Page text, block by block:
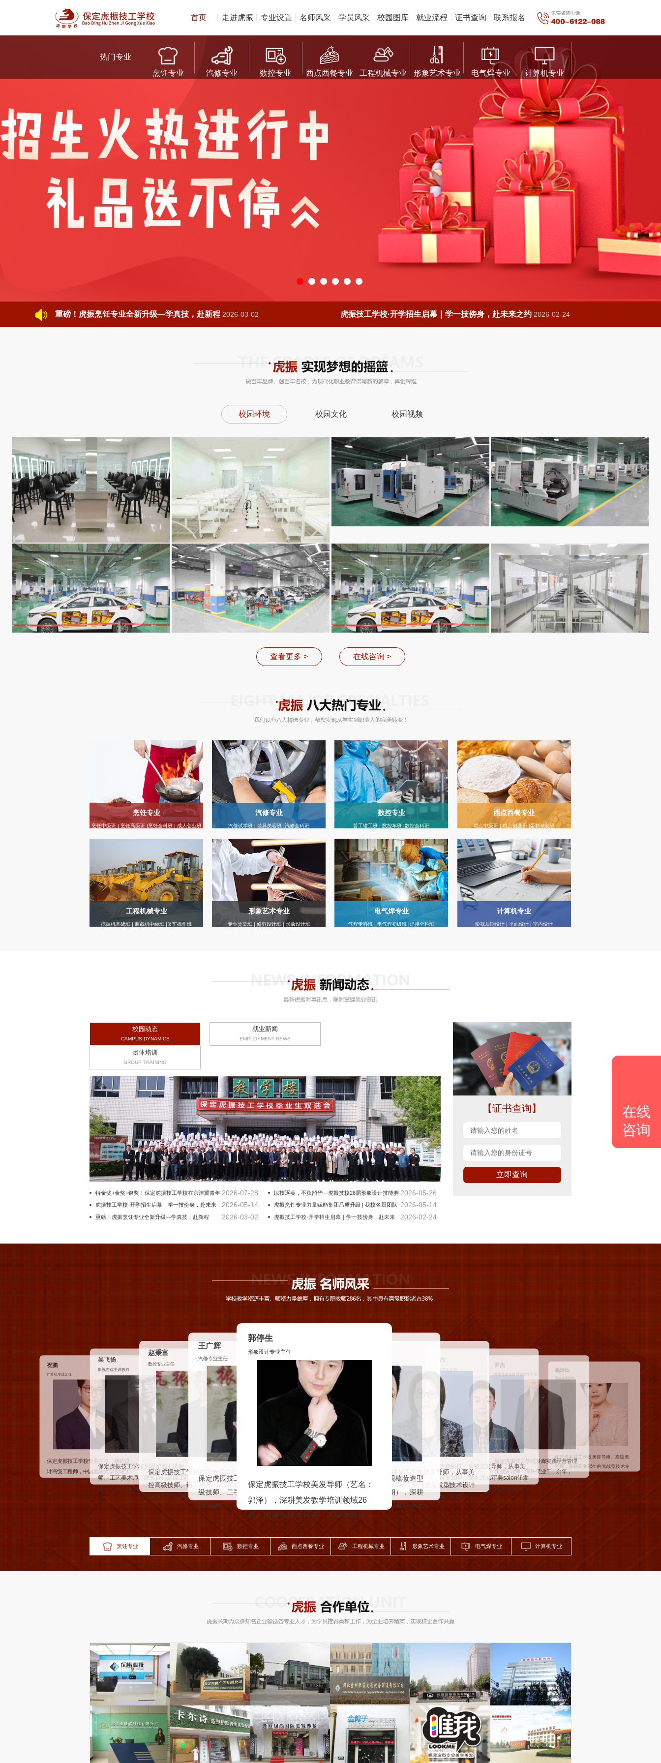
首页 走进虎振 专业设置 名师风采 学员风采 校园图库 就业流程 证书查询 联系报名
热门专业
烹饪专业
汽修专业 数控专业 西点西餐专业 工程机械专业 形象艺术专业 电气焊专业 计算机专业
重磅！虎振烹饪专业全新升级—学真技，赴新程 2026-03-02 虎振技工学校·开学招生启幕｜学一技傍身，赴未来之约 2026-02-24
校园环境 校园文化 校园视频
形象设计专业（形象艺术专业） 形象设计专业（形象艺术专业） 数控专业 数控专业
查看更多 >
在线咨询 >
烹饪专业
烹饪中级班 | 烹饪高级班 |烹饪全科班 | 成人创业班
汽修专业
汽修试学班 | 装具美容班 |汽修全科班
数控专业
普工钳工班 | 数控车班 |数控全科班
西点西餐专业
糕点中级班 | 糕点创业班 |蛋糕裱花班
工程机械专业
挖掘机基础班 | 装载机中级班 |叉车操作班
形象艺术专业
专业烫染班 | 修剪设计班 | 形象设计班
电气焊专业
气焊专科班 | 电气焊初级班 |焊接全科班
计算机专业
影视后期设计 | 平面设计 | 室内设计
校园动态
CAMPUS DYNAMICS
就业新闻
EMPLOYMENT NEWS
团体培训
GROUP TRAINING
特金奖+金奖+银奖！保定虎振技工学校在京津冀青年
厨师锦标赛斩获重磅佳绩
2026-07-28
以技逐美，不负韶华—虎振技校26届形象设计技能赛
颁奖典礼落幕
2026-05-26
虎振技工学校·开学招生启幕｜学一技傍身，赴未来
之约
2026-05-14
虎振烹饪专业力量赋能集团品质升级 | 我校名厨团队
担纲贺阳高级中学食堂评优评委
2026-05-14
重磅！虎振烹饪专业全新升级—学真技，赴新程 2026-03-02
虎振技工学校·开学招生启幕｜学一技傍身，赴未来
2026-02-24
【证书查询】
立即查询
计算机专业主任
保定虎振技工学校专业主任、建筑设
计高级工程师，中国地质大学长城学
院、北京邮电大学、北京青年政治学
院艺术学院客座教授，中国交通集团
专业顾问及特聘讲师、中国油气中心...
影视游戏主讲教师
保定虎振技工学校影视游戏主讲教
师、工艺美术师、建筑设计高级工程
师，毕业于中国美术学院游戏动画专
业。曾参与《龙之谷》《奇迹手游》
《记忆重现》《隐形守护者》《选
保定虎振技工学校数控专业主任，数
控高级技师、钳工技师、UG工程师、
电加工工程师，国家机械工业信息化
部骨干人员，省模具协会骨干人员，
保定市技术能手。曾任华北石油第...
王广辉
汽修专业主任
保定虎振技工学校汽修专业讲师，高
级技师、二手车评估师，曾任保定乾
坤汽修厂、北京众义达上海大众4S
店、北京拓佳诚马自达4S店、保定天
宏本田4S店技术骨干，2012...
郭停生
形象设计专业主任
保定虎振技工学校美发导师（艺名：
郭泽），深耕美发教学培训领域26
载，国家等级考评员、高级美发技
师、河北省美发行业技术能手，全国
性美发大赛特邀评委、美容美发星级
丁少龙
高级影视古妆造型导师
保定虎振技工学校资深影视梳妆造型
导师丁少龙（艺名：丁紫朔），深耕
影视梳妆造型领域近20年，累计参与
电影、电视剧、网剧、顶流综艺、国
家级晚会等项目超百个，历任发型...
鑫涛
高级烫发导师
保定虎振技工学校烫发导师，从事美
发行业15年，专注烫发发型技术设计
领域，掌握冷烫、热烫核心原理，多
次赴日韩研习沙龙级高端烫发技术，
2017—2025年担任SLG...
阿杰
高级美发导师
保定虎振技工学校美发导师，从事美
发行业20年，曾在北京审美salon任发
型设计师5年并赴日韩进修潮流美发技
术，后创立个人工作室，2017—2025
年担任SLG风...
高级发廊实践经营管理导师
保定虎振技工学校发廊实践经营管理
实战派导师，深耕美业二十余年，
2008年起在安新成功打造三大知名美
发品牌，单店年业绩突破100万元，构
建全链路发廊经营管理体系。
高级美容导师
保定虎振技工学校美容导师、高级美
容师，深耕美业35年的实战型技术专
家，持有国家高级美容师及高级纹绣
师双重职业资格认证，中国首届国际
纹绣大赛评委，北京爱美丽亚生物...
烹饪专业 汽修专业 数控专业 西点西餐专业 工程机械专业 形象艺术专业 电气焊专业 计算机专业
在线
咨询